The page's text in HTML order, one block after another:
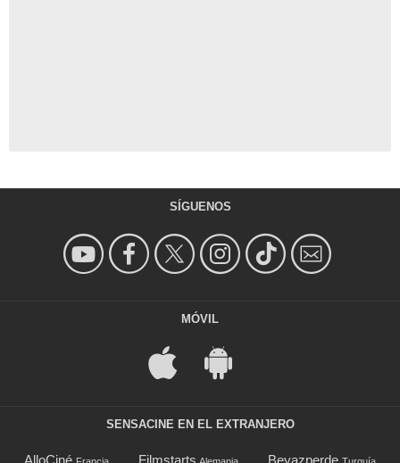
SÍGUENOS
MÓVIL
SENSACINE EN EL EXTRANJERO
AlloCiné Francia Filmstarts Alemania Beyazperde Turquía